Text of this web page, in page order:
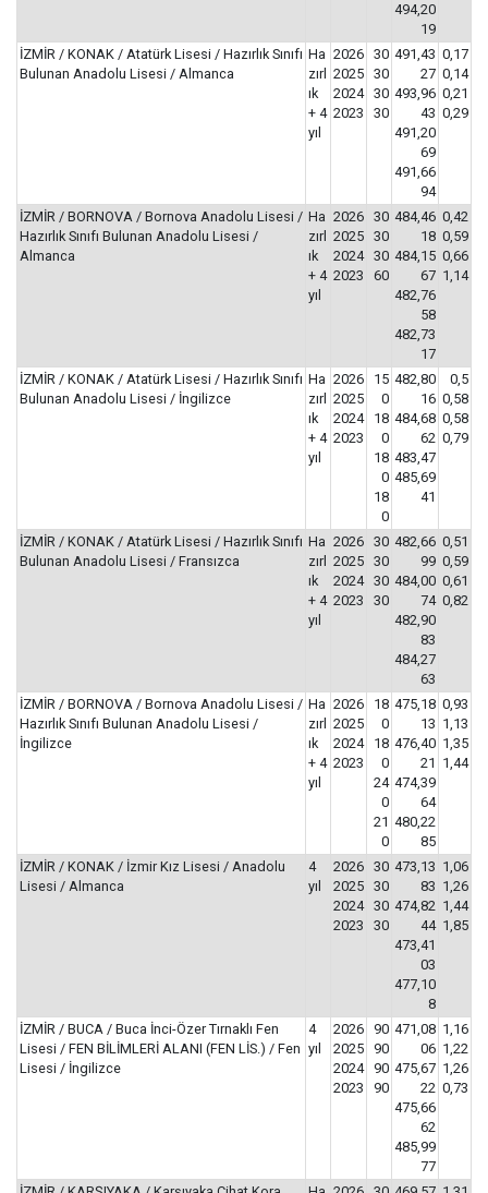
494,20
19
İZMİR / KONAK / Atatürk Lisesi / Hazırlık Sınıfı
Bulunan Anadolu Lisesi / Almanca
Ha
zırl
ık
+ 4
yıl
2026
2025
2024
2023
30
30
30
30
491,43
27
493,96
43
491,20
69
491,66
94
0,17
0,14
0,21
0,29
İZMİR / BORNOVA / Bornova Anadolu Lisesi /
Hazırlık Sınıfı Bulunan Anadolu Lisesi /
Almanca
Ha
zırl
ık
+ 4
yıl
2026
2025
2024
2023
30
30
30
60
484,46
18
484,15
67
482,76
58
482,73
17
0,42
0,59
0,66
1,14
İZMİR / KONAK / Atatürk Lisesi / Hazırlık Sınıfı
Bulunan Anadolu Lisesi / İngilizce
Ha
zırl
ık
+ 4
yıl
2026
2025
2024
2023
15
0
18
0
18
0
18
0
482,80
16
484,68
62
483,47
485,69
41
0,5
0,58
0,58
0,79
İZMİR / KONAK / Atatürk Lisesi / Hazırlık Sınıfı
Bulunan Anadolu Lisesi / Fransızca
Ha
zırl
ık
+ 4
yıl
2026
2025
2024
2023
30
30
30
30
482,66
99
484,00
74
482,90
83
484,27
63
0,51
0,59
0,61
0,82
İZMİR / BORNOVA / Bornova Anadolu Lisesi /
Hazırlık Sınıfı Bulunan Anadolu Lisesi /
İngilizce
Ha
zırl
ık
+ 4
yıl
2026
2025
2024
2023
18
0
18
0
24
0
21
0
475,18
13
476,40
21
474,39
64
480,22
85
0,93
1,13
1,35
1,44
İZMİR / KONAK / İzmir Kız Lisesi / Anadolu
Lisesi / Almanca
4
yıl
2026
2025
2024
2023
30
30
30
30
473,13
83
474,82
44
473,41
03
477,10
8
1,06
1,26
1,44
1,85
İZMİR / BUCA / Buca İnci-Özer Tırnaklı Fen
Lisesi / FEN BİLİMLERİ ALANI (FEN LİS.) / Fen
Lisesi / İngilizce
4
yıl
2026
2025
2024
2023
90
90
90
90
471,08
06
475,67
22
475,66
62
485,99
77
1,16
1,22
1,26
0,73